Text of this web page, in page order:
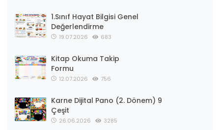
1.Sınıf Hayat Bilgisi Genel
Değerlendirme
19.07.2026 683
Kitap Okuma Takip
Formu
12.07.2026 756
Karne Dijital Pano (2. Dönem) 9
Çeşit
26.06.2026 3285